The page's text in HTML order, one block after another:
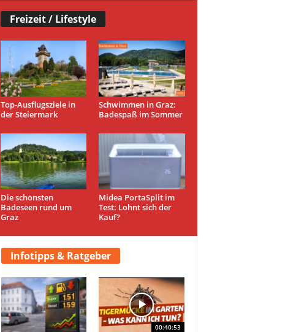
Freizeit / Lifestyle
Top-Ausflugsziele in
der Steiermark
Schwimmen in Graz:
Badespaß im Sommer
Die schönsten
Badeseen rund um
Graz
Midea PortaSplit im
Test: Lohnt sich der
Kauf?
Infotipps & Ratgeber
00:40:53